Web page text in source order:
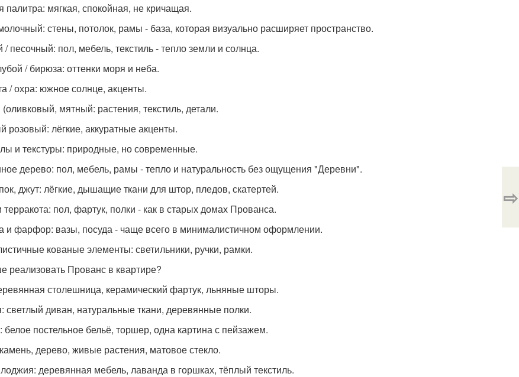
палитра: мягкая, спокойная, не кричащая.
стены, потолок, рамы - база, которая визуально расширяет пространство.
песочный: пол, мебель, текстиль - тепло земли и солнца.
/ бирюза: оттенки моря и неба.
/ охра: южное солнце, акценты.
мятный: растения, текстиль, детали.
розовый: лёгкие, аккуратные акценты.
и текстуры: природные, но современные.
дерево: пол, мебель, рамы - тепло и натуральность без ощущения "Деревни".
джут: лёгкие, дышащие ткани для штор, пледов, скатертей.
терракота: пол, фартук, полки - как в старых домах Прованса.
и фарфор: вазы, посуда - чаще всего в минималистичном оформлении.
кованые элементы: светильники, ручки, рамки.
реализовать Прованс в квартире?
столешница, керамический фартук, льняные шторы.
светлый диван, натуральные ткани, деревянные полки.
постельное бельё, торшер, одна картина с пейзажем.
дерево, живые растения, матовое стекло.
деревянная мебель, лаванда в горшках, тёплый текстиль.
⇨